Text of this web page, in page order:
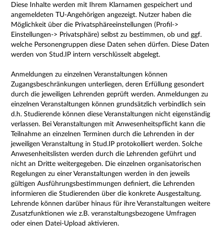
Diese Inhalte werden mit Ihrem Klarnamen gespeichert und
angemeldeten TU-Angehörigen angezeigt. Nutzer haben die
Möglichkeit über die Privatsphäreeinstellungen (Profil->
Einstellungen-> Privatsphäre) selbst zu bestimmen, ob und ggf.
welche Personengruppen diese Daten sehen dürfen. Diese Daten
werden von Stud.IP intern verschlüsselt abgelegt.
Anmeldungen zu einzelnen Veranstaltungen können
Zugangsbeschränkungen unterliegen, deren Erfüllung gesondert
durch die jeweiligen Lehrenden geprüft werden. Anmeldungen zu
einzelnen Veranstaltungen können grundsätzlich verbindlich sein
d.h. Studierende können diese Veranstaltungen nicht eigenständig
verlassen. Bei Veranstaltungen mit Anwesenheitspflicht kann die
Teilnahme an einzelnen Terminen durch die Lehrenden in der
jeweiligen Veranstaltung in Stud.IP protokolliert werden. Solche
Anwesenheitslisten werden durch die Lehrenden geführt und
nicht an Dritte weitergegeben. Die einzelnen organisatorischen
Regelungen zu einer Veranstaltungen werden in den jeweils
gültigen Ausführungsbestimmungen definiert, die Lehrenden
informieren die Studierenden über die konkrete Ausgestaltung.
Lehrende können darüber hinaus für ihre Veranstaltungen weitere
Zusatzfunktionen wie z.B. veranstaltungsbezogene Umfragen
oder einen Datei-Upload aktivieren.